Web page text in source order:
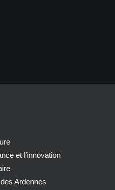
et l’innovation
Ardennes